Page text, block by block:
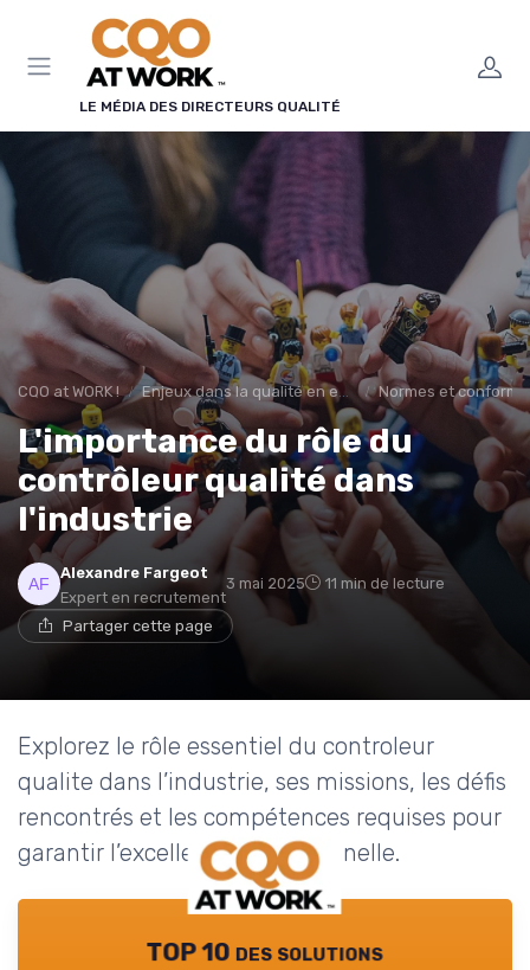
LE MÉDIA DES DIRECTEURS QUALITÉ
CQO at WORK ! Enjeux dans la qualité en entreprise Normes et
L'importance du rôle du
contrôleur qualité dans
l'industrie
Alexandre Fargeot
Expert en recrutement
3 mai 2025 11 min de lecture
Partager cette page
Explorez le rôle essentiel du controleur
qualite dans l’industrie, ses missions, les défis
rencontrés et les compétences requises pour
garantir l’excellence opérationnelle.
TOP 10 des solutions
Panneau de gestion des cookies